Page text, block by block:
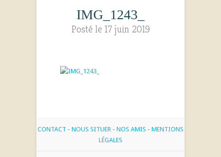
IMG_1243_
Posté le 17 juin 2019
CONTACT - NOUS SITUER - NOS AMIS - MENTIONS
LÉGALES